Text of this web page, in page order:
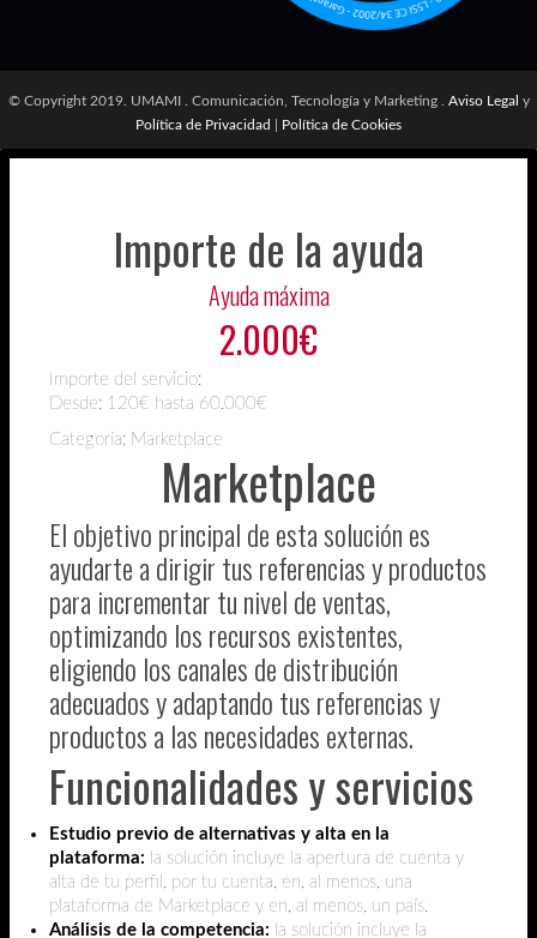
© Copyright 2019. UMAMI . Comunicación, Tecnología y Marketing . Aviso Legal y
Política de Privacidad
Política de Cookies
Importe de la ayuda
Ayuda máxima
2.000€
Importe del servicio:
Desde: 120€ hasta 60.000€
Categoría: Marketplace
Marketplace
El objetivo principal de esta solución es
ayudarte a dirigir tus referencias y productos
para incrementar tu nivel de ventas,
optimizando los recursos existentes,
eligiendo los canales de distribución
adecuados y adaptando tus referencias y
productos a las necesidades externas.
Funcionalidades y servicios
Estudio previo de alternativas y alta en la
plataforma: la solución incluye la apertura de cuenta y
alta de tu perfil, por tu cuenta, en, al menos, una
plataforma de Marketplace y en, al menos, un país.
Análisis de la competencia: la solución incluye la